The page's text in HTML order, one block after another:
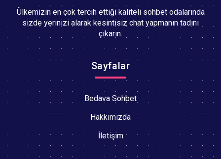
Ülkemizin en çok tercih ettiği kaliteli sohbet odalarında
sizde yerinizi alarak kesintisiz chat yapmanın tadını
çıkarın.
Sayfalar
Bedava Sohbet
Hakkımızda
İletişim